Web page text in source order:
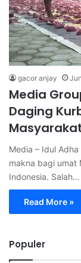
gacor anjay
Media
Daging
Media – Idul
makna bagi umat
Indonesia. Salah…
Read More »
Populer